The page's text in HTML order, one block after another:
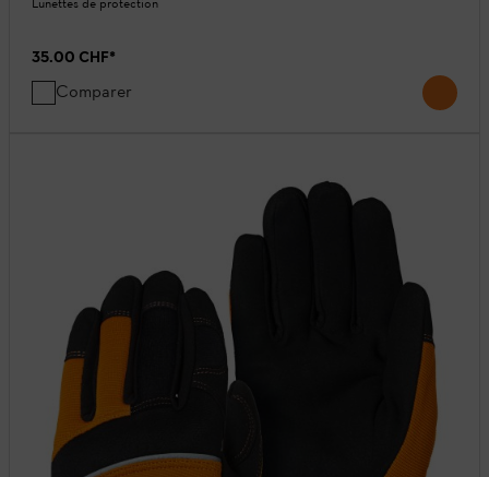
Lunettes de protection
35.00 CHF*
Comparer